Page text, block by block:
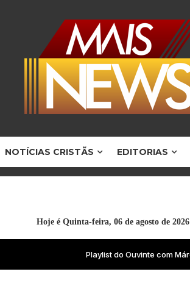
NOTÍCIAS CRISTÃS EDITORIAS
Hoje é Quinta-feira, 06 de agosto de 2026